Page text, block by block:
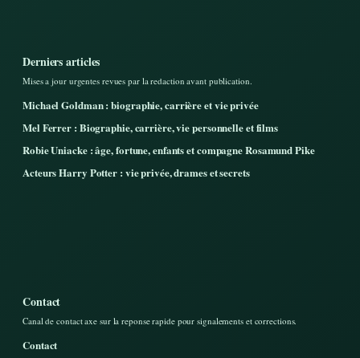
Derniers articles
Mises a jour urgentes revues par la redaction avant publication.
Michael Goldman : biographie, carrière et vie privée
Mel Ferrer : Biographie, carrière, vie personnelle et films
Robie Uniacke : âge, fortune, enfants et compagne Rosamund Pike
Acteurs Harry Potter : vie privée, drames et secrets
Contact
Canal de contact axe sur la reponse rapide pour signalements et corrections.
Contact